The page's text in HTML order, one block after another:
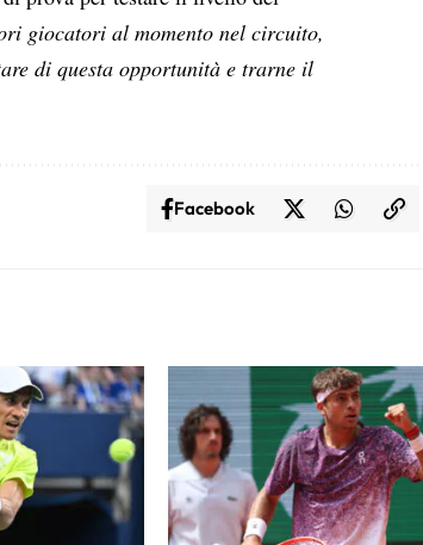
giocatori al momento nel circuito,
di questa opportunità e trarne il
Facebook